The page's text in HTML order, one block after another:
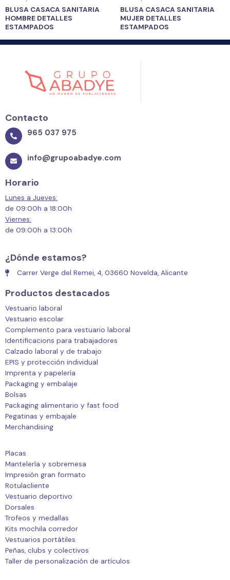
BLUSA CASACA SANITARIA
HOMBRE DETALLES
ESTAMPADOS
BLUSA CASACA SANITARIA
MUJER DETALLES
ESTAMPADOS
Contacto
965 037 975
info@grupoabadye.com
Horario
Lunes a Jueves:
de 09:00h a 18:00h
Viernes:
de 09:00h a 13:00h
¿Dónde estamos?
Carrer Verge del Remei, 4, 03660 Novelda, Alicante
Productos destacados
Vestuario laboral
Vestuario escolar
Complemento para vestuario laboral
Identificacions para trabajadores
Calzado laboral y de trabajo
EPIS y protección individual
Imprenta y papelería
Packaging y embalaje
Bolsas
Packaging alimentario y fast food
Pegatinas y embajale
Merchandising
Placas
Mantelería y sobremesa
Impresión gran formato
Rotulacliente
Vestuario deportivo
Dorsales
Trofeos y medallas
Kits mochila corredor
Vestuarios portátiles
Peñas, clubs y colectivos
Taller de personalización de artículos